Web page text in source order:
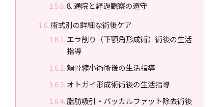
8. 通院と経過観察の遵守
術式別の詳細な術後ケア
エラ削り（下顎角形成術）術後の生活
指導
頬骨縮小術術後の生活指導
オトガイ形成術術後の生活指導
脂肪吸引・バッカルファット除去術後